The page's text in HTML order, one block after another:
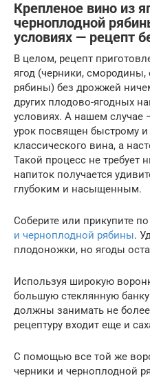
Крепленое вино из
черноплодной
условиях — рецепт
В целом, рецепт
ягод (черники,
рябины) без дрожжей
других плодово-ягодных
условиях. А нашем
урок посвящен быстрому
классического вина, а
Такой процесс не требует
напиток получается
глубоким и насыщенным.
Соберите или прикупите
и черноплодной рябины.
плодоножки, но ягоды
Используя широкую
большую стеклянную
должны занимать не
рецептуру входит еще и
С помощью все той же
черники и черноплодной